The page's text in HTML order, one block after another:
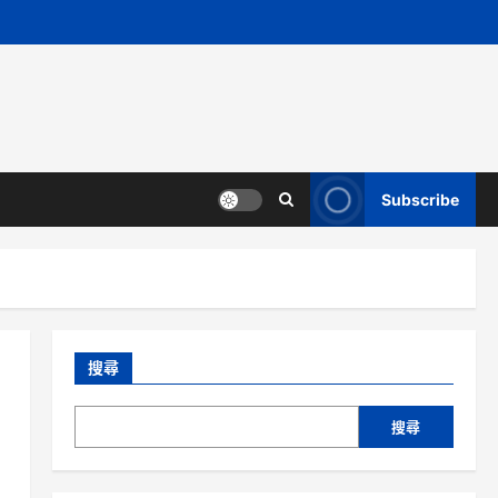
Subscribe
搜尋
搜尋